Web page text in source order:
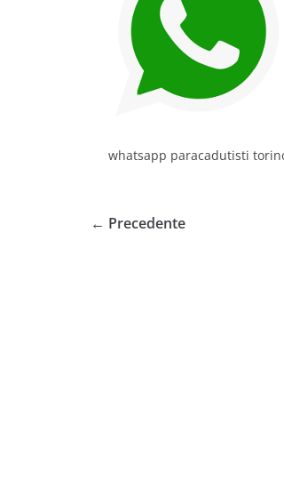
whatsapp paracadutisti
← Precedente